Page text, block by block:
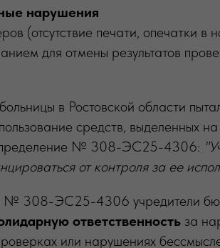
нарушения
(отсутствие печати, опечатки в
для отмены результатов
в Ростовской области
средств, выделенных
№ 308-ЭС25-4306:
от контроля за ее
№ 308-ЭС25-4306 учредители
ответственность за
или нарушениях